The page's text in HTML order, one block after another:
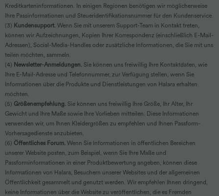
Kreditkarteninformationen. In einigen Regionen benötigen wir möglicherweise
Ihre Passinformationen und Steueridentifikationsnummer für den Kundenservice.
(3) Kundensupport. Wenn Sie mit unserem Support-Team in Kontakt treten,
können wir Aufzeichnungen, Kopien Ihrer Korrespondenz (einschließlich E-Mail-
Adressen), Social-Media-Handles oder zusätzliche Informationen, die Sie mit uns
teilen möchten, sammeln.
(4) Newsletter-Anmeldungen. Sie können uns freiwillig Ihre Kontaktdaten, wie
Ihre E-Mail-Adresse und Telefonnummer, zur Verfügung stellen, wenn Sie
Informationen über die Produkte und Dienstleistungen von Halara erhalten
möchten.
(5) Größenempfehlung. Sie können uns freiwillig Ihre Größe, Ihr Alter, Ihr
Gewicht und Ihre Maße sowie Ihre Vorlieben mitteilen. Diese Informationen
verwenden wir, um Ihnen Kleidergrößen zu empfehlen und Ihnen Passform-
Vorhersagedienste anzubieten.
(6) Öffentliches Forum. Wenn Sie Informationen in öffentlichen Bereichen
unserer Website posten, zum Beispiel, wenn Sie Ihre Maße und
Passforminformationen in einer Produktbewertung angeben, können diese
Informationen von Halara, Besuchern unserer Websites und der allgemeinen
Öffentlichkeit gesammelt und genutzt werden. Wir empfehlen Ihnen dringend,
keine Informationen über die Website zu veröffentlichen, die es Fremden